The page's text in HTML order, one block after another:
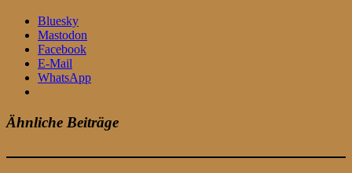
Bluesky
Mastodon
Facebook
E-Mail
WhatsApp
Ähnliche Beiträge